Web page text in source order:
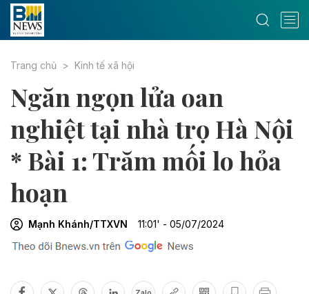
Trang chủ Kinh tế xã hội
Ngăn ngọn lửa oan
nghiệt tại nhà trọ Hà Nội
* Bài 1: Trăm mối lo hỏa
hoạn
Mạnh Khánh/TTXVN 11:01' - 05/07/2024